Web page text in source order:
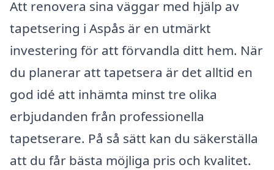
Att renovera sina väggar med hjälp av
tapetsering i Aspås är en utmärkt
investering för att förvandla ditt hem. När
du planerar att tapetsera är det alltid en
god idé att inhämta minst tre olika
erbjudanden från professionella
tapetserare. På så sätt kan du säkerställa
att du får bästa möjliga pris och kvalitet.